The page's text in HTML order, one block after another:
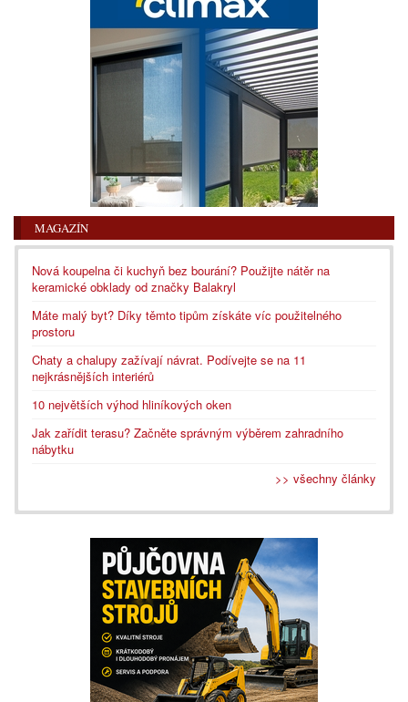
MAGAZÍN
Nová koupelna či kuchyň bez bourání? Použijte nátěr na
keramické obklady od značky Balakryl
Máte malý byt? Díky těmto tipům získáte víc použitelného
prostoru
Chaty a chalupy zažívají návrat. Podívejte se na 11
nejkrásnějších interiérů
10 největších výhod hliníkových oken
Jak zařídit terasu? Začněte správným výběrem zahradního
nábytku
>> všechny články